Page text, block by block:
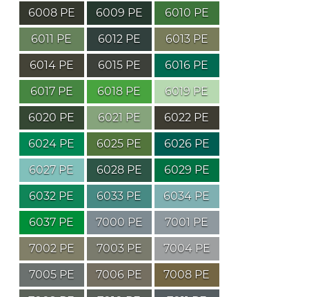
6008 PE 6009 PE
6010 PE
6011 PE
6012 PE
6013 PE
6014 PE
6015 PE
6016 PE
6017 PE
6018 PE
6019 PE
6020 PE
6021 PE
6022 PE
6024 PE
6025 PE
6026 PE
6027 PE
6028 PE
6029 PE
6032 PE
6033 PE
6034 PE
6037 PE
7000 PE
7001 PE
7002 PE
7003 PE
7004 PE
7005 PE
7006 PE
7008 PE